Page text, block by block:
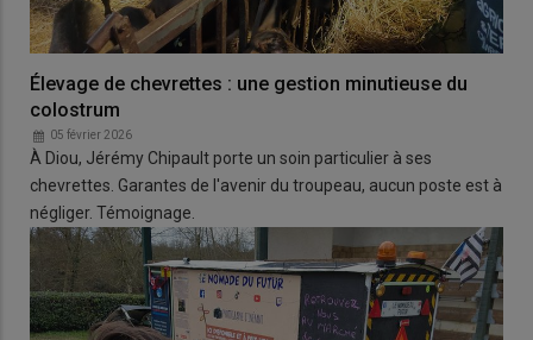
Élevage de chevrettes : une gestion minutieuse du
colostrum
05 février 2026
À Diou, Jérémy Chipault porte un soin particulier à ses
chevrettes. Garantes de l'avenir du troupeau, aucun poste est à
négliger. Témoignage.